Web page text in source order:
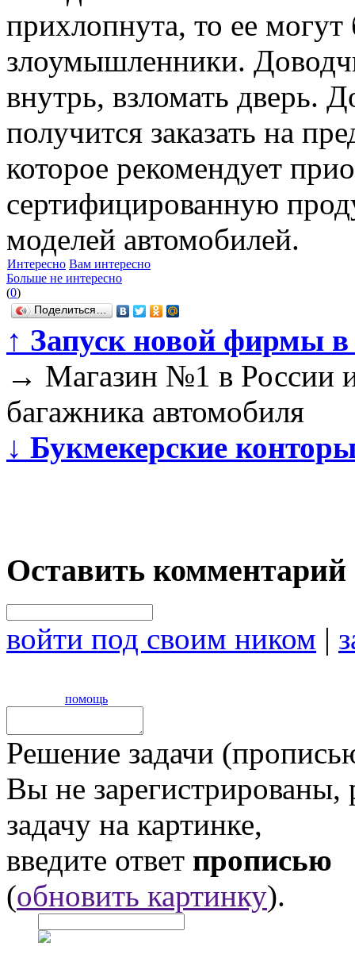
прихлопнута, то ее
злоумышленники.
внутрь, взломать дверь.
получится заказать на
которое рекомендует
сертифицированную
моделей автомобилей.
Интересно Вам интересно
Больше не интересно
(0)
Поделиться…
↑ Запуск новой фирмы
→ Магазин №1 в России
багажника автомобиля
↓ Букмекерские
Оставить комментарий
войти под своим ником |
помощь
Решение задачи
Вы не
задачу на картинке,
введите ответ прописью
(обновить картинку).